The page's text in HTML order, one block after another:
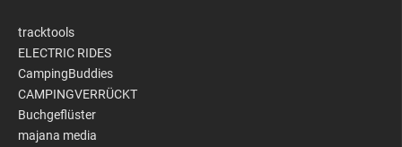
tracktools
ELECTRIC RIDES
CampingBuddies
CAMPINGVERRÜCKT
Buchgeflüster
majana media